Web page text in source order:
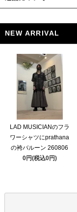
NEW ARRIVAL
LAD MUSICIANのフラ
ワーシャツにprathana
の袴バルーン 260806
0円(税込0円)